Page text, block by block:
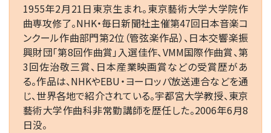
1955年2月21日東京生まれ。東京藝術大学大学院作
曲専攻修了。NHK・毎日新聞社主催第47回日本音楽コ
ンクール作曲部門第2位（管弦楽作品）、日本交響楽振
興財団「第8回作曲賞」入選佳作、VMM国際作曲賞、第
3回佐治敬三賞、日本産業映画賞などの受賞歴があ
る。作品は、NHKやEBU・ヨーロッパ放送連合などを通
じ、世界各地で紹介されている。宇都宮大学教授、東京
藝術大学作曲科非常勤講師を歴任した。2006年6月8
日没。